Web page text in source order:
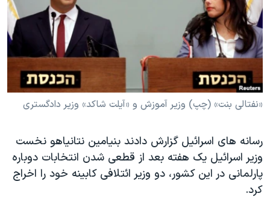
فرهنگ و زندگی
حقوق شهروندی
اقتصادی
علم و فناوری
اسرائیل در جنگ
آرشیو پخش زنده
مستندها
انتخابات ریاست جمهوری آمریکا ۲۰۲۴
حمله جمهوری اسلامی به اسرائیل
رمز مهسا
ورزش زنان در ایران
مجموعه مستندهای دادخواهی
تریبونال مردمی آبان ۹۸
دنبال کنید
زبانهای مختلف
«نفتالی بنت» (چپ) وزیر آموزش و «آیلت شاکد» وزیر دادگستری
رسانه های اسرائیل گزارش دادند بنیامین نتانیاهو نخست
وزیر اسرائیل یک هفته بعد از قطعی شدن انتخابات دوباره
پارلمانی در این کشور، دو وزیر ائتلافی کابینه خود را اخراج
کرد.